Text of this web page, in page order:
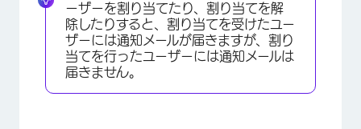
ーザーを割り当てたり、割り当てを解
除したりすると、割り当てを受けたユー
ザーには通知メールが届きますが、割り
当てを行ったユーザーには通知メールは
届きません。